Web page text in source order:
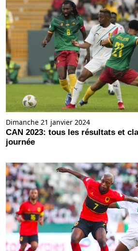
Dimanche 21 janvier 2024
CAN 2023: tous les résultats et
journée